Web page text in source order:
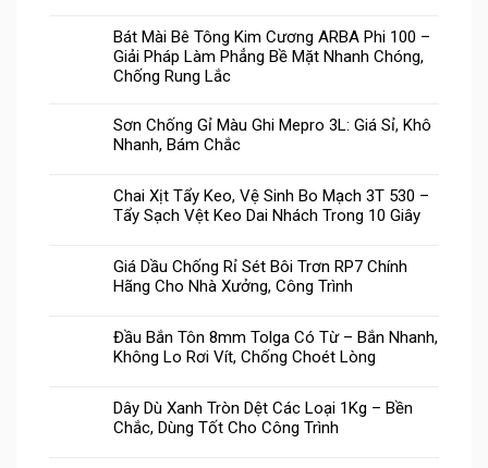
Bát Mài Bê Tông Kim Cương ARBA Phi 100 –
Giải Pháp Làm Phẳng Bề Mặt Nhanh Chóng,
Chống Rung Lắc
Sơn Chống Gỉ Màu Ghi Mepro 3L: Giá Sỉ, Khô
Nhanh, Bám Chắc
Chai Xịt Tẩy Keo, Vệ Sinh Bo Mạch 3T 530 –
Tẩy Sạch Vệt Keo Dai Nhách Trong 10 Giây
Giá Dầu Chống Rỉ Sét Bôi Trơn RP7 Chính
Hãng Cho Nhà Xưởng, Công Trình
Đầu Bắn Tôn 8mm Tolga Có Từ – Bắn Nhanh,
Không Lo Rơi Vít, Chống Choét Lòng
Dây Dù Xanh Tròn Dệt Các Loại 1Kg – Bền
Chắc, Dùng Tốt Cho Công Trình